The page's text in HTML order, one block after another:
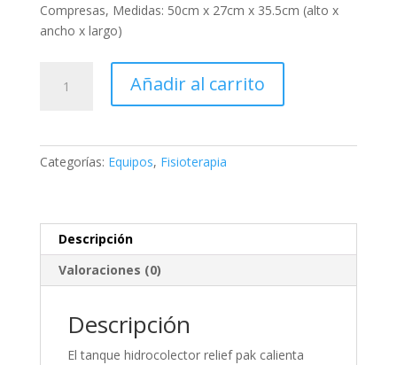
Compresas, Medidas: 50cm x 27cm x 35.5cm (alto x
ancho x largo)
Hidrocolector
cantidad
Añadir al carrito
Categorías: Equipos, Fisioterapia
Descripción
Valoraciones (0)
Descripción
El tanque hidrocolector relief pak calienta